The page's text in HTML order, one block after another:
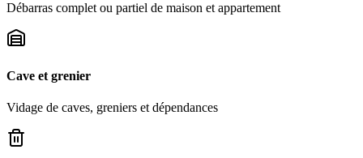
Débarras complet ou partiel de maison et appartement
Cave et grenier
Vidage de caves, greniers et dépendances